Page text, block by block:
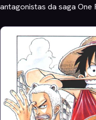
antagonistas da saga One